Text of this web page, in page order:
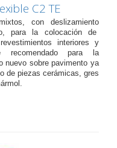
C2 TE
con deslizamiento
para la colocación de
interiores y
recomendado para la
nuevo sobre pavimento ya
de piezas cerámicas, gres